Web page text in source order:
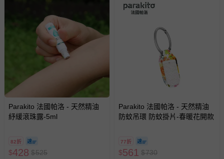
Parakito 法國帕洛 - 天然精油
紓緩滾珠露-5ml
82折
$428 $525
Parakito 法國帕洛 - 天然精油
防蚊吊環 防蚊掛片-春暖花開款
77折
$561 $730